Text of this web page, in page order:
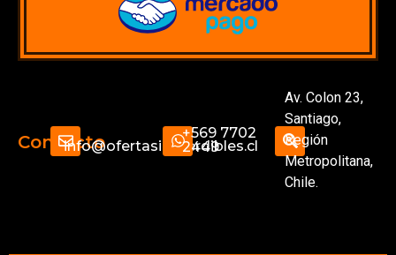
Contactoinfo@ofertasimperdibles.cl
+569 7702
2449
Av. Colon 23,
Santiago,
Región
Metropolitana,
Chile.